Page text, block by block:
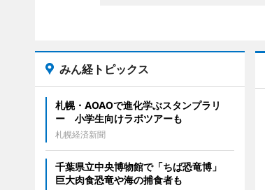
みん経トピックス
札幌・AOAOで進化学ぶスタンプラリ
ー 小学生向けラボツアーも
札幌経済新聞
千葉県立中央博物館で「ちば恐竜博」
巨大肉食恐竜や海の捕食者も